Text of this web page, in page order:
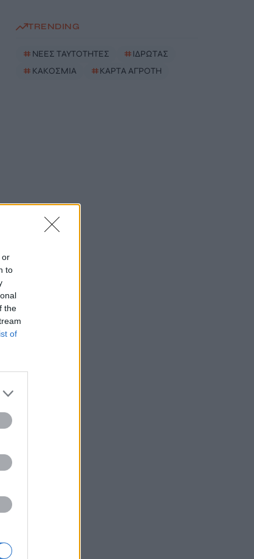
or
to
the
of
TRENDING
# ΝΕΕΣ ΤΑΥΤΟΤΗΤΕΣ #ΙΔΡΩΤΑΣ
# ΚΑΚΟΣΜΙΑ #ΚΑΡΤΑ ΑΓΡΟΤΗ